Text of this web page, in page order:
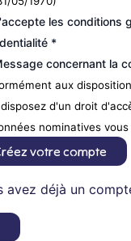
les conditions
*
concernant la
aux
d'un droit
nominatives
votre compte
avez déjà un